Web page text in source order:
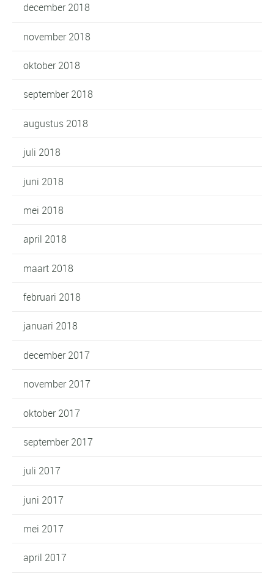
december 2018
november 2018
oktober 2018
september 2018
augustus 2018
juli 2018
juni 2018
mei 2018
april 2018
maart 2018
februari 2018
januari 2018
december 2017
november 2017
oktober 2017
september 2017
juli 2017
juni 2017
mei 2017
april 2017